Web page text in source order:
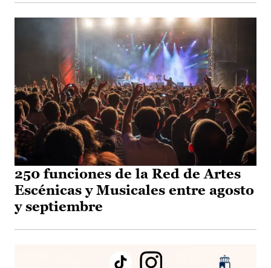
250 funciones de la Red de Artes
Escénicas y Musicales entre agosto
y septiembre